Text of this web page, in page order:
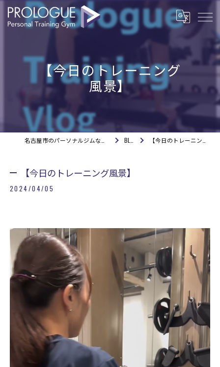
【今日のトレーニング
風景】
BLOG 【今日のトレーニング風景】
【今日のトレーニング風景】
2024/04/05